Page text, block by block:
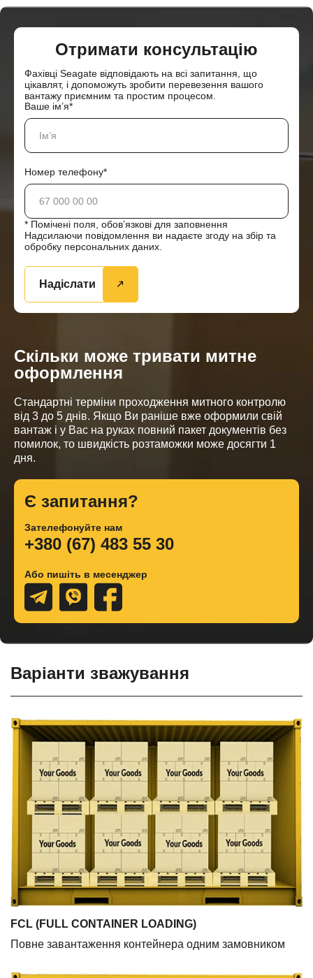
Отримати консультацію
Фахівці Seagate відповідають на всі запитання, що
цікавлят, і допоможуть зробити перевезення вашого
вантажу приємним та простим процесом.
Ваше ім’я*
Номер телефону*
* Помічені поля, обов’язкові для заповнення
Надсилаючи повідомлення ви надаєте згоду на збір та
обробку персональних даних.
Надіслати
Скільки може тривати митне
оформлення
Стандартні терміни проходження митного контролю
від 3 до 5 днів. Якщо Ви раніше вже оформили свій
вантаж і у Вас на руках повний пакет документів без
помилок, то швидкість розтаможки може досягти 1
дня.
Є запитання?
Зателефонуйте нам
+380 (67) 483 55 30
Або пишіть в месенджер
Варіанти зважування
FCL (FULL CONTAINER LOADING)
Повне завантаження контейнера одним замовником